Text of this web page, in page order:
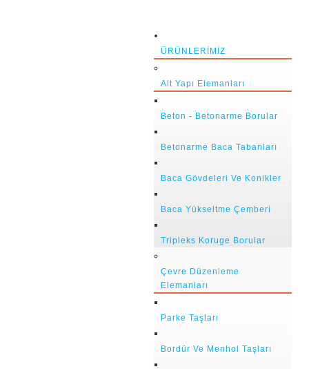
ÜRÜNLERIMIZ
Alt Yapı Elemanları
Beton - Betonarme Borular
Betonarme Baca Tabanları
Baca Gövdeleri Ve Konikler
Baca Yükseltme Çemberi
Tripleks Koruge Borular
Çevre Düzenleme
Elemanları
Parke Taşları
Bordür Ve Menhol Taşları